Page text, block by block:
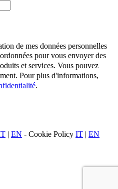
de mes données personnelles
pour vous envoyer des
et services. Vous pouvez
Pour plus d'informations,
.
| EN - Cookie Policy IT | EN